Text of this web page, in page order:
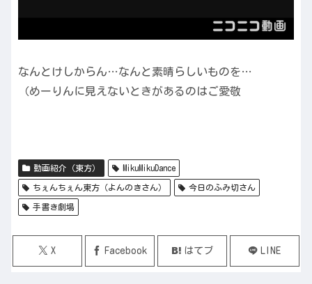
なんとけしからん…なんと素晴らしいものを…
（めーりんに見えないときがあるのはご愛敬
動画紹介（東方） MikuMikuDance
ちぇんちぇん東方（よんのきさん） 今日のふみ切さん
手書き劇場
X Facebook はてブ LINE